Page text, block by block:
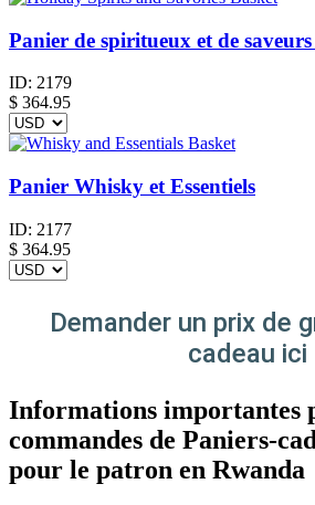
Panier de spiritueux et de saveurs
ID: 2179
$ 364.95
Panier Whisky et Essentiels
ID: 2177
$ 364.95
Demander un prix de
cadeau ici
Informations importantes
commandes de Paniers-
pour le patron en Rwanda